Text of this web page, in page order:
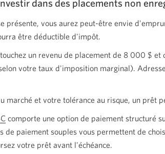
dans des placements non
présente, vous aurez peut-être envie
être déductible d'impôt.
un revenu de placement de 8 000 $
votre taux d'imposition marginal).
marché et votre tolérance au risque, un
comporte une option de paiement structuré
de paiement souples vous permettent de
votre prêt avant l'échéance.